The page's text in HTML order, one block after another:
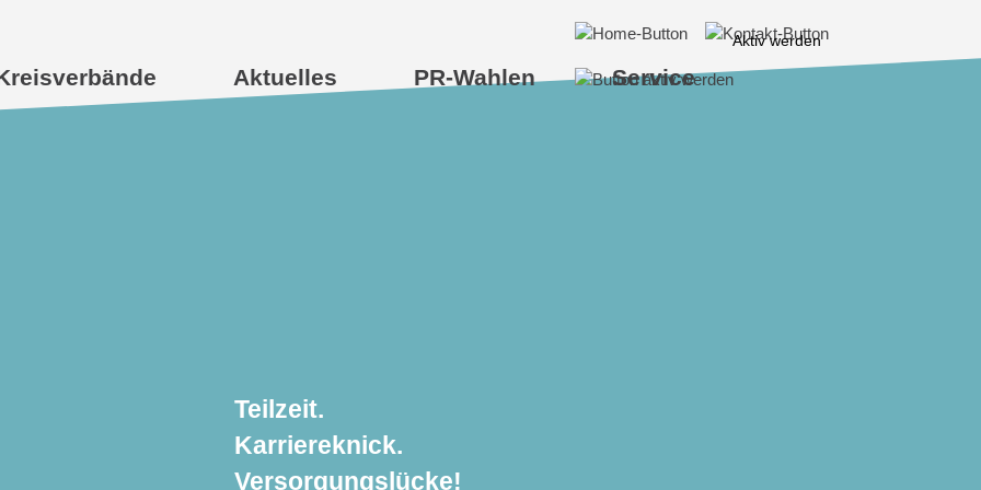
Aktiv werden
Aktuelles PR-Wahlen Service
Teilzeit.
Karriereknick.
Versorgungslücke!